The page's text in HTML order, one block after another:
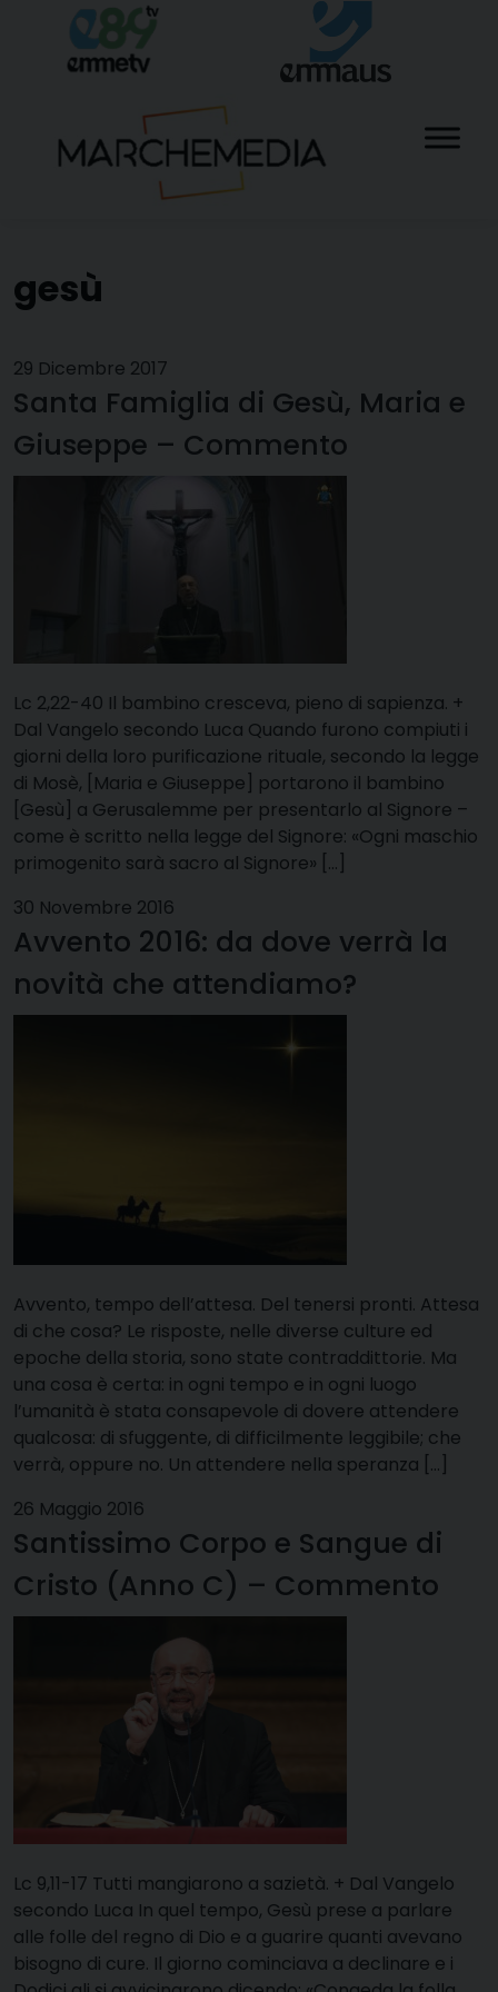
content
gesù
29 Dicembre 2017
Santa Famiglia di Gesù, Maria e
Giuseppe – Commento
Lc 2,22-40 Il bambino cresceva, pieno di sapienza. +
Dal Vangelo secondo Luca Quando furono compiuti i
giorni della loro purificazione rituale, secondo la legge
di Mosè, [Maria e Giuseppe] portarono il bambino
[Gesù] a Gerusalemme per presentarlo al Signore –
come è scritto nella legge del Signore: «Ogni maschio
primogenito sarà sacro al Signore» […]
30 Novembre 2016
Avvento 2016: da dove verrà la
novità che attendiamo?
Avvento, tempo dell’attesa. Del tenersi pronti. Attesa
di che cosa? Le risposte, nelle diverse culture ed
epoche della storia, sono state contraddittorie. Ma
una cosa è certa: in ogni tempo e in ogni luogo
l’umanità è stata consapevole di dovere attendere
qualcosa: di sfuggente, di difficilmente leggibile; che
verrà, oppure no. Un attendere nella speranza […]
26 Maggio 2016
Santissimo Corpo e Sangue di
Cristo (Anno C) – Commento
Lc 9,11-17 Tutti mangiarono a sazietà. + Dal Vangelo
secondo Luca In quel tempo, Gesù prese a parlare
alle folle del regno di Dio e a guarire quanti avevano
bisogno di cure. Il giorno cominciava a declinare e i